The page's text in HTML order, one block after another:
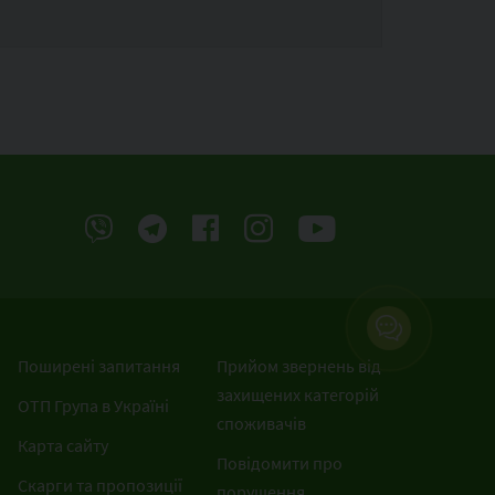
Поширені запитання
ОТП Група в Україні
Карта сайту
Скарги та пропозиції
Прийом звернень від
захищених категорій
споживачів
Повідомити про